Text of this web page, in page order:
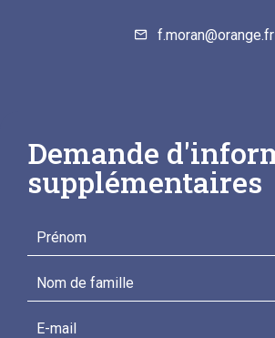
f.moran@orange.fr
Demande
supplémentaires